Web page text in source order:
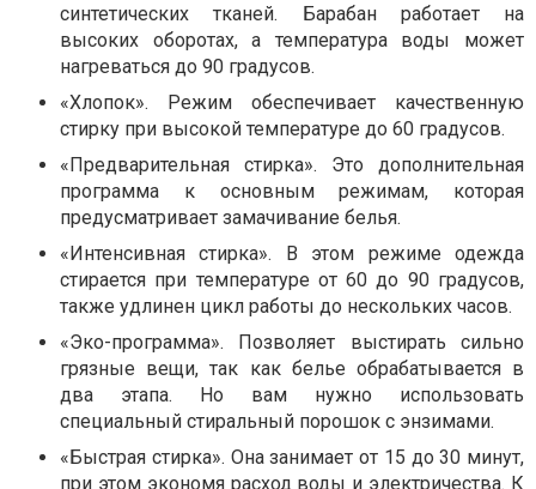
синтетических тканей. Барабан работает на
высоких оборотах, а температура воды может
нагреваться до 90 градусов.
«Хлопок». Режим обеспечивает качественную
стирку при высокой температуре до 60 градусов.
«Предварительная стирка». Это дополнительная
программа к основным режимам, которая
предусматривает замачивание белья.
«Интенсивная стирка». В этом режиме одежда
стирается при температуре от 60 до 90 градусов,
также удлинен цикл работы до нескольких часов.
«Эко-программа». Позволяет выстирать сильно
грязные вещи, так как белье обрабатывается в
два этапа. Но вам нужно использовать
специальный стиральный порошок с энзимами.
«Быстрая стирка». Она занимает от 15 до 30 минут,
при этом экономя расход воды и электричества. К